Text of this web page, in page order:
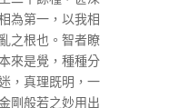
為第一，以我相
之根也。智者瞭
來是覺，種種分
，真理既明，一
剛般若之妙用出